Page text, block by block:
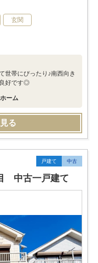
玄関
世帯にぴったり♪南西向き
好です◎
ーム
る
戸建て 中古
中古一戸建て